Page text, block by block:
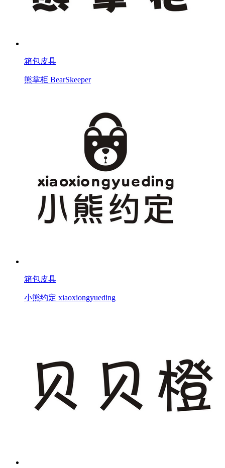
箱包皮具
熊掌柜 BearSkeeper
箱包皮具
小熊约定 xiaoxiongyueding